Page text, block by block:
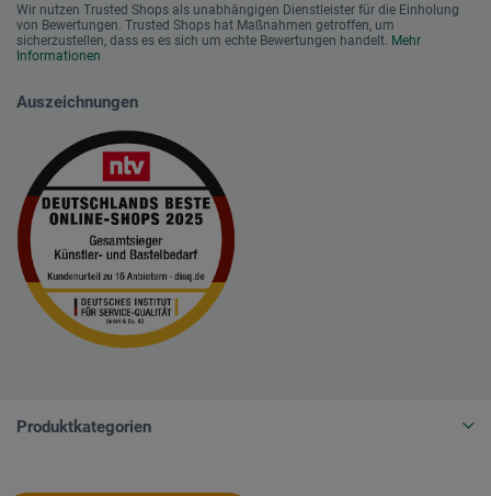
Wir nutzen Trusted Shops als unabhängigen Dienstleister für die Einholung
von Bewertungen. Trusted Shops hat Maßnahmen getroffen, um
sicherzustellen, dass es es sich um echte Bewertungen handelt. Mehr
Informationen
Auszeichnungen
Produktkategorien